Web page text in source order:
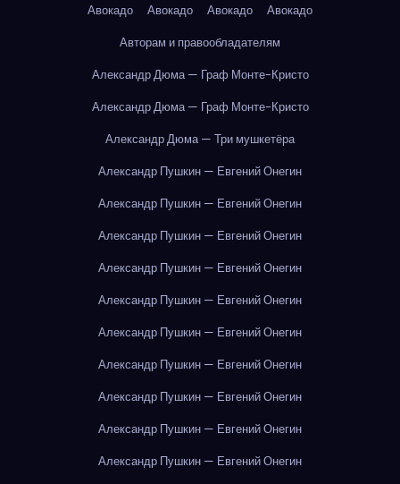
Авокадо
Авокадо Авокадо
Авокадо
Авторам и правообладателям
Александр Дюма — Граф Монте-Кристо
Александр Дюма — Граф Монте-Кристо
Александр Дюма — Три мушкетёра
Александр Пушкин — Евгений Онегин
Александр Пушкин — Евгений Онегин
Александр Пушкин — Евгений Онегин
Александр Пушкин — Евгений Онегин
Александр Пушкин — Евгений Онегин
Александр Пушкин — Евгений Онегин
Александр Пушкин — Евгений Онегин
Александр Пушкин — Евгений Онегин
Александр Пушкин — Евгений Онегин
Александр Пушкин — Евгений Онегин